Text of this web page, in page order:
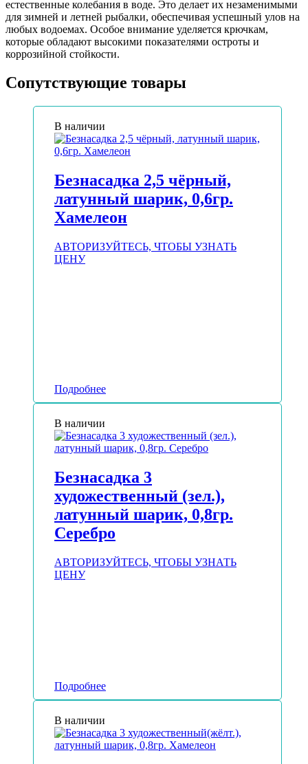
естественные колебания в воде. Это делает их незаменимыми
для зимней и летней рыбалки, обеспечивая успешный улов на
любых водоемах. Особое внимание уделяется крючкам,
которые обладают высокими показателями остроты и
коррозийной стойкости.
Сопутствующие товары
В наличии
Безнасадка 2,5 чёрный,
латунный шарик, 0,6гр.
Хамелеон
АВТОРИЗУЙТЕСЬ, ЧТОБЫ УЗНАТЬ
ЦЕНУ
Подробнее
В наличии
Безнасадка 3
художественный (зел.),
латунный шарик, 0,8гр.
Серебро
АВТОРИЗУЙТЕСЬ, ЧТОБЫ УЗНАТЬ
ЦЕНУ
Подробнее
В наличии